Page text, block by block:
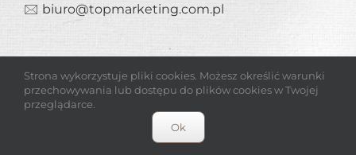
🖂 biuro@topmarketing.com.pl
Strona wykorzystuje pliki cookies. Możesz określić warunki
przechowywania lub dostępu do plików cookies w Twojej
przeglądarce.
Ok